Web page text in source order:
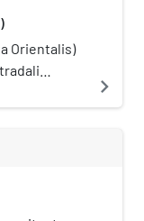
Orientalis)
l'odierna
navigate_next